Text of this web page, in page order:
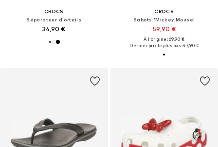
CROCS
Séparateur d'orteils
34,90 €
CROCS
Sabots 'Mickey Mouse'
59,90 €
À l'origine : 69,90 €
Dernier prix le plus bas :47,90 €